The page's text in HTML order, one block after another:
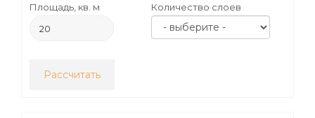
Площадь, кв. м Количество слоев
Рассчитать